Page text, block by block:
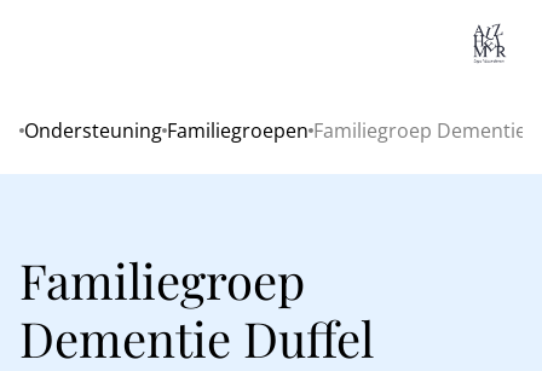
Home
Ondersteuning Familiegroepen Familiegroep Dementie
Familiegroep
Dementie Duffel